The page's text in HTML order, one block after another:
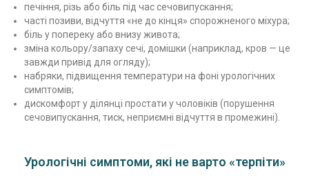
печіння, різь або біль під час сечовипускання;
часті позиви, відчуття «не до кінця» спорожненого міхура;
біль у попереку або внизу живота;
зміна кольору/запаху сечі, домішки (наприклад, кров — це
завжди привід для огляду);
набряки, підвищення температури на фоні урологічних
симптомів;
дискомфорт у ділянці простати у чоловіків (порушення
сечовипускання, тиск, неприємні відчуття в промежині).
Урологічні симптоми, які не варто «терпіти»